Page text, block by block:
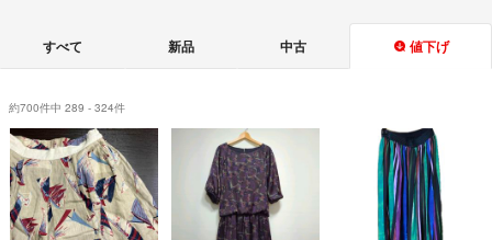
すべて 新品 中古 値下げ
約700件中 289 - 324件